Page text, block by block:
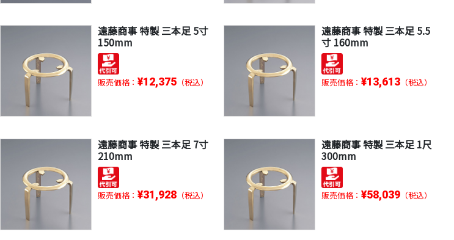
遠藤商事 特製 三本足 5寸
150mm
販売価格：¥12,375 （税込）
遠藤商事 特製 三本足 5.5
寸 160mm
販売価格： ¥13,613（税込）
遠藤商事 特製 三本足 7寸
210mm
販売価格：¥31,928 （税込）
遠藤商事 特製 三本足 1尺
300mm
販売価格： ¥58,039（税込）